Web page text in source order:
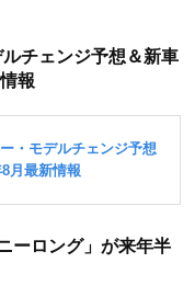
ルチェンジ予想＆新車
報
ーロング」が来年半